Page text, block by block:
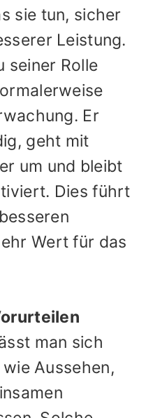
sie tun, sicher
Leistung.
seiner Rolle
Er
geht mit
um und bleibt
Dies führt
Wert für das
man sich
Aussehen,